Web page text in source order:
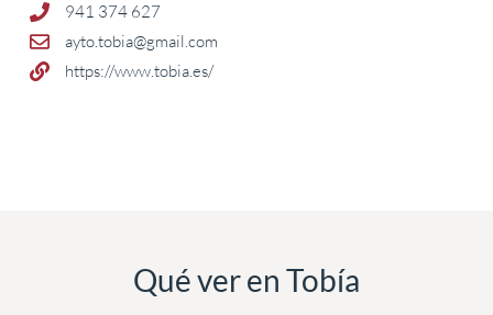
941 374 627
ayto.tobia@gmail.com
https://www.tobia.es/
Qué ver en Tobía